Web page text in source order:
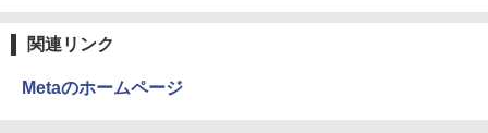
￥250
ットル (Smart Basic)
￥832
関連リンク
Metaのホームページ